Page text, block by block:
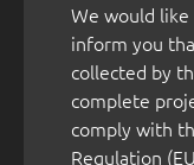
We would
inform you
collected by
complete
comply with
Regulation